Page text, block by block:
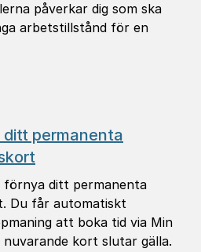
påverkar dig som ska
arbetstillstånd för en
permanenta
ditt permanenta
Du får automatiskt
att boka tid via Min
kort slutar gälla.